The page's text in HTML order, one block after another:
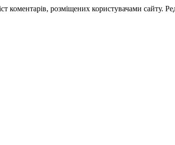
коментарів, розміщених користувачами сайту.